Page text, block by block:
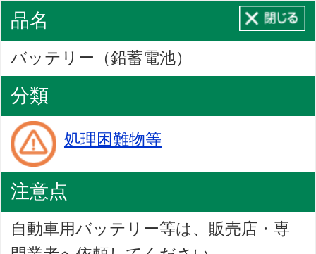
品名
バッテリー（鉛蓄電池）
分類
処理困難物等
注意点
自動車用バッテリー等は、販売店・専